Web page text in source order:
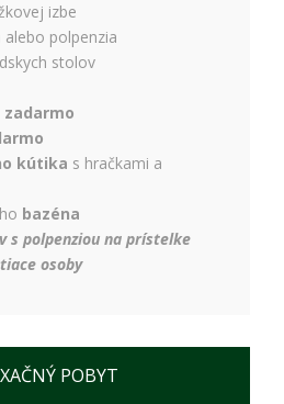
izbe
alebo polpenzia
stolov
zadarmo
kútika s hračkami a
bazéna
s polpenziou na prístelke
osoby
POBYT
mohli
zlepšovať.
Tieto
Účel: analýza
Právny
základ:
Používateľská